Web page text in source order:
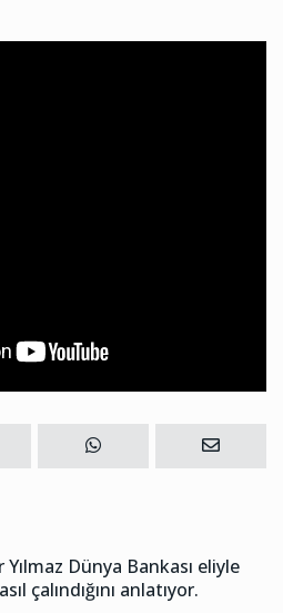
Yılmaz Dünya Bankası eliyle
çalındığını anlatıyor.